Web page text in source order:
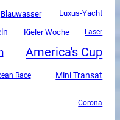
Blauwasser Luxus-Yacht
Kieler Woche Laser
America's Cup
Race Mini Transat
Corona